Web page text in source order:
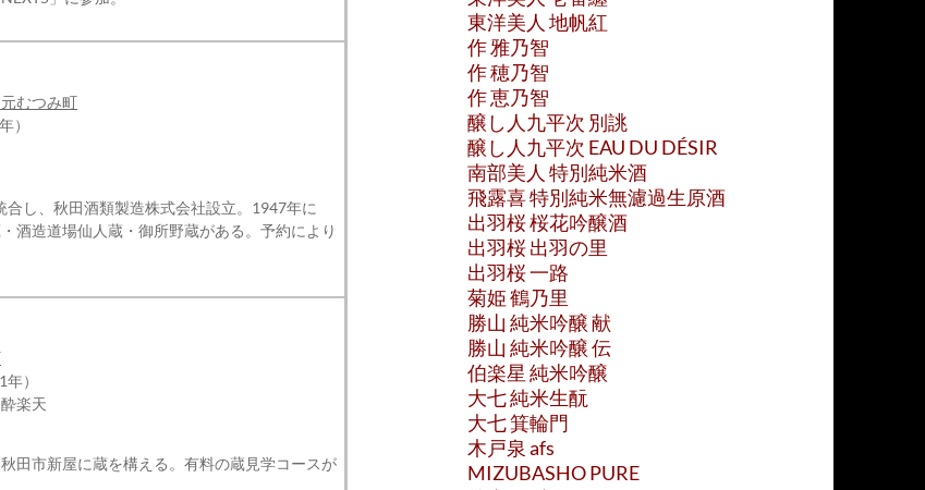
むつみ町
）
合し、秋田酒類製造株式会社設立。1947年に
酒造道場仙人蔵・御所野蔵がある。予約により
）
楽天
田市新屋に蔵を構える。有料の蔵見学コースが
東洋美人 地帆紅
作 雅乃智
作 穂乃智
作 恵乃智
醸し人九平次 別誂
醸し人九平次 EAU DU DÉSIR
南部美人 特別純米酒
飛露喜 特別純米無濾過生原酒
出羽桜 桜花吟醸酒
出羽桜 出羽の里
出羽桜 一路
菊姫 鶴乃里
勝山 純米吟醸 献
勝山 純米吟醸 伝
伯楽星 純米吟醸
大七 純米生酛
大七 箕輪門
木戸泉 afs
MIZUBASHO PURE